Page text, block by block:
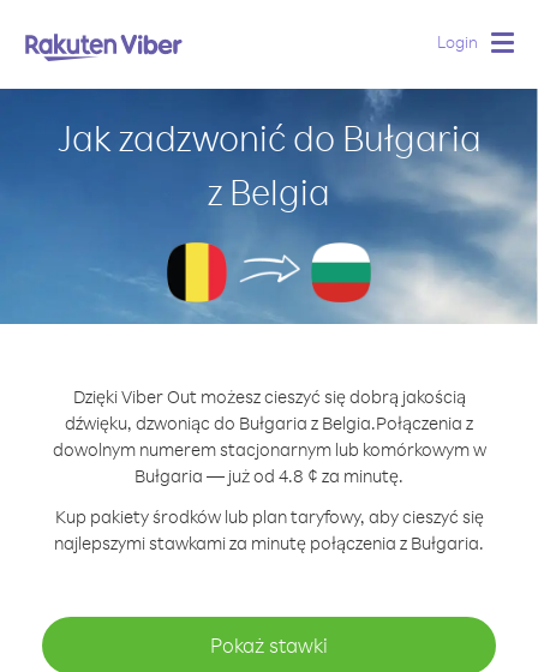
Login
Jak zadzwonić do Bułgaria
z Belgia
Dzięki Viber Out możesz cieszyć się dobrą jakością
dźwięku, dzwoniąc do Bułgaria z Belgia.Połączenia z
dowolnym numerem stacjonarnym lub komórkowym w
Bułgaria — już od 4.8 ¢ za minutę.
Kup pakiety środków lub plan taryfowy, aby cieszyć się
najlepszymi stawkami za minutę połączenia z Bułgaria.
Pokaż stawki